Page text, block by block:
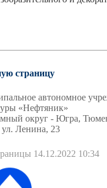
страницу
автономное
«Нефтяник»
округ - Югра,
Ленина, 23
14.12.2022 10:34